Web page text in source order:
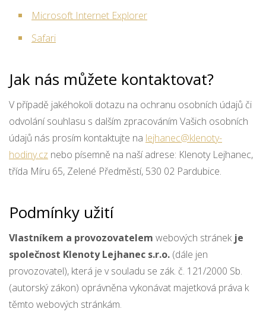
Microsoft Internet Explorer
Safari
Jak nás můžete kontaktovat?
V případě jakéhokoli dotazu na ochranu osobních údajů či
odvolání souhlasu s dalším zpracováním Vašich osobních
údajů nás prosím kontaktujte na lejhanec@klenoty-
hodiny.cz nebo písemně na naší adrese: Klenoty Lejhanec,
třída Míru 65, Zelené Předměstí, 530 02 Pardubice.
Podmínky užití
Vlastníkem a provozovatelem webových stránek je
společnost Klenoty Lejhanec s.r.o. (dále jen
provozovatel), která je v souladu se zák. č. 121/2000 Sb.
(autorský zákon) oprávněna vykonávat majetková práva k
těmto webových stránkám.